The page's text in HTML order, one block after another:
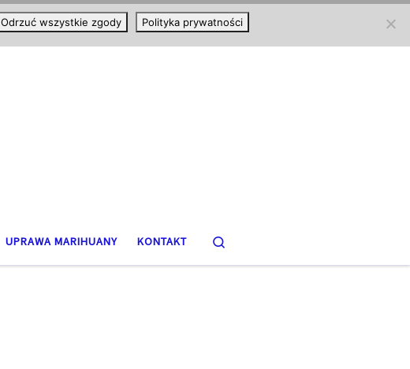
UPRAWA MARIHUANY KONTAKT
Odrzuć wszystkie zgody Polityka prywatności